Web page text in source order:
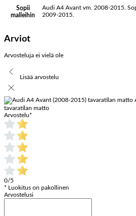
Sopii
malleihin
Audi A4 Avant vm. 2008-2015.
2009-2015.
Arviot
Arvosteluja ei vielä ole
Lisää arvostelu
tavaratilan matto
Arvostelu*
0/5
* Luokitus on pakollinen
Arvostelusi